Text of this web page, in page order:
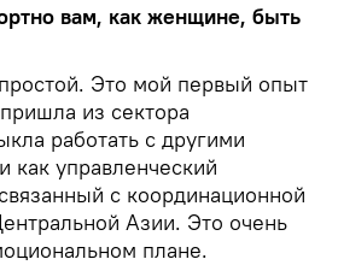
вам, как женщине, быть
Это мой первый опыт
из сектора
работать с другими
как управленческий
с координационной
Азии. Это очень
плане.